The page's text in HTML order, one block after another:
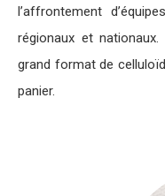
l’affrontement
régionaux et
grand format de
panier.